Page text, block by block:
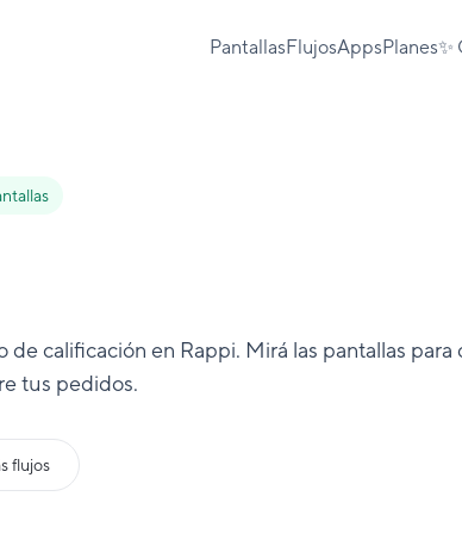
PantallasFlujosAppsPlanes✨
calificación en Rappi. Mirá las pantallas para
tus pedidos.
flujos